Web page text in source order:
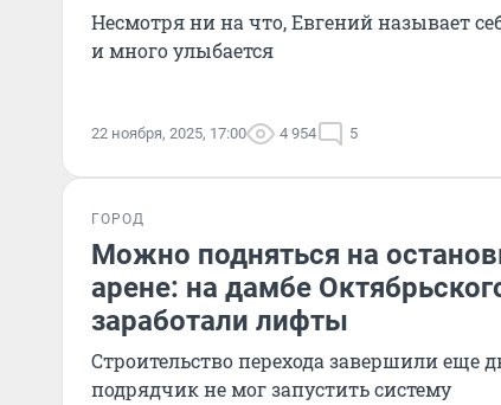
Несмотря ни на что, Евгений называет
и много улыбается
22 ноября, 2025, 17:00 4 954 5
ГОРОД
Можно подняться на
арене: на дамбе
заработали лифты
Строительство перехода завершили еще
подрядчик не мог запустить систему